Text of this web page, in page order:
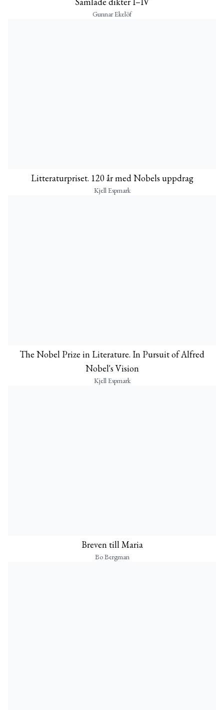
Gunnar Ekelöf
Litteraturpriset. 120 år med Nobels uppdrag
Kjell Espmark
The Nobel Prize in Literature. In Pursuit of Alfred
Nobel's Vision
Kjell Espmark
Breven till Maria
Bo Bergman